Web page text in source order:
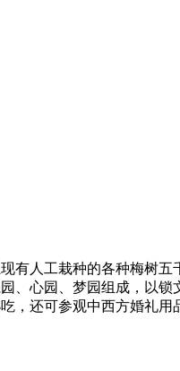
有人工栽种的各种梅树
心园、梦园组成，以
，还可参观中西方婚礼